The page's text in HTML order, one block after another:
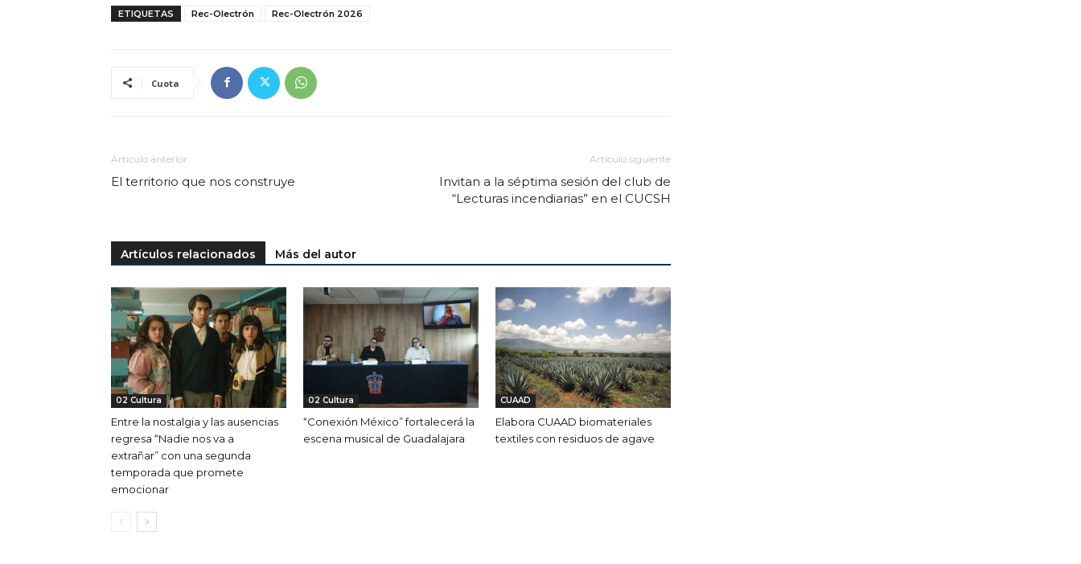
ETIQUETAS Rec-Olectrón Rec-Olectrón 2026
Cuota
Artículo anterior
El territorio que nos construye
Artículo siguiente
Invitan a la séptima sesión del club de
“Lecturas incendiarias” en el CUCSH
Artículos relacionados Más del autor
02 Cultura
Entre la nostalgia y las ausencias
regresa “Nadie nos va a
extrañar” con una segunda
temporada que promete
emocionar
02 Cultura
“Conexión México” fortalecerá la
escena musical de Guadalajara
CUAAD
Elabora CUAAD biomateriales
textiles con residuos de agave